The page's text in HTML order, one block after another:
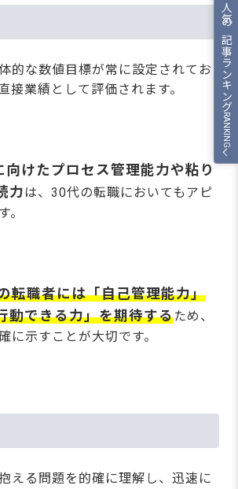
的な数値目標が常に設定されてお
接業績として評価されます。
向けたプロセス管理能力や粘り
力は、30代の転職においてもアピ
。
転職者には「自己管理能力」
動できる力」を期待するため、
に示すことが大切です。
える問題を的確に理解し、迅速に
人気の記事ランキング
RANKING